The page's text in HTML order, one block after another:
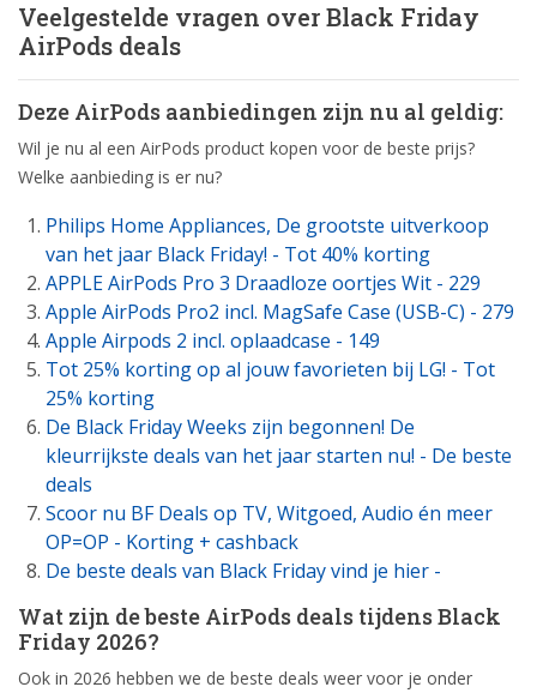
Veelgestelde vragen over Black Friday
AirPods deals
Deze AirPods aanbiedingen zijn nu al geldig:
Wil je nu al een AirPods product kopen voor de beste prijs?
Welke aanbieding is er nu?
Philips Home Appliances, De grootste uitverkoop
van het jaar Black Friday! - Tot 40% korting
APPLE AirPods Pro 3 Draadloze oortjes Wit - 229
Apple AirPods Pro2 incl. MagSafe Case (USB-C) - 279
Apple Airpods 2 incl. oplaadcase - 149
Tot 25% korting op al jouw favorieten bij LG! - Tot
25% korting
De Black Friday Weeks zijn begonnen! De
kleurrijkste deals van het jaar starten nu! - De beste
deals
Scoor nu BF Deals op TV, Witgoed, Audio én meer
OP=OP - Korting + cashback
De beste deals van Black Friday vind je hier -
Wat zijn de beste AirPods deals tijdens Black
Friday 2026?
Ook in 2026 hebben we de beste deals weer voor je onder